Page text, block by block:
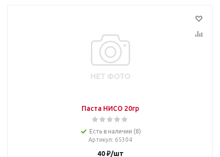
Паста НИСО 20гр
Есть в наличии (8)
Артикул: 65304
40₽/шт